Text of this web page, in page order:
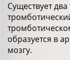
Существует
образуется в
мозгу.